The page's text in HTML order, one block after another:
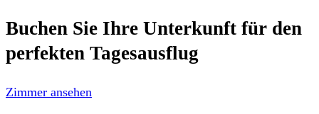
Buchen Sie Ihre Unterkunft für den
perfekten Tagesausflug
Zimmer ansehen